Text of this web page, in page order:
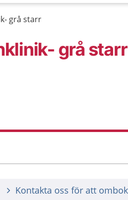
grå starr
grå starr